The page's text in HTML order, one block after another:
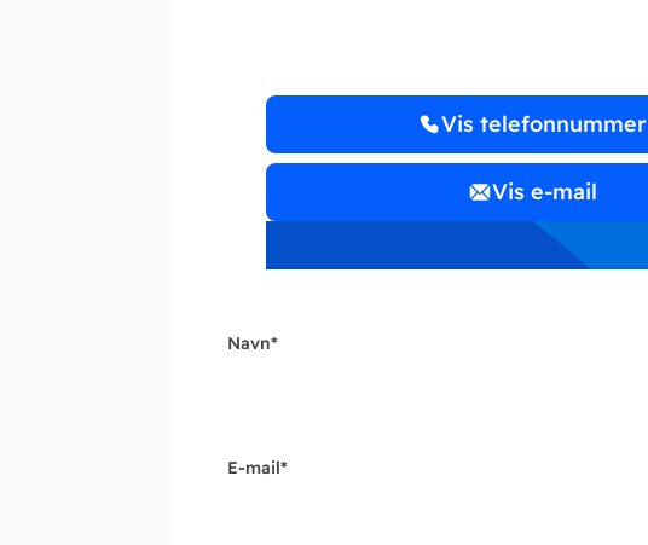
Vis telefonnummer
Vis e-mail
Navn*
E-mail*